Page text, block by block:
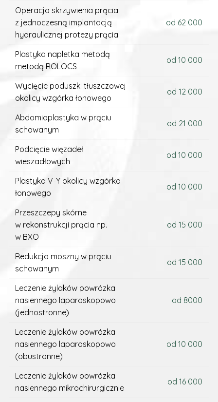
Operacja skrzywienia prącia
z jednoczesną implantacją
hydraulicznej protezy prącia
od 62 000
Plastyka napletka metodą
metodą ROLOCS
od 10 000
Wycięcie poduszki tłuszczowej
okolicy wzgórka łonowego
od 12 000
Abdomioplastyka w prąciu
schowanym
od 21 000
Podcięcie więzadeł
wieszadłowych
od 10 000
Plastyka V-Y okolicy wzgórka
łonowego
od 10 000
Przeszczepy skórne
w rekonstrukcji prącia np.
w BXO
od 15 000
Redukcja moszny w prąciu
schowanym
od 15 000
Leczenie żylaków powrózka
nasiennego laparoskopowo
(jednostronne)
od 8000
Leczenie żylaków powrózka
nasiennego laparoskopowo
(obustronne)
od 10 000
Leczenie żylaków powrózka
nasiennego mikrochirurgicznie
od 16 000